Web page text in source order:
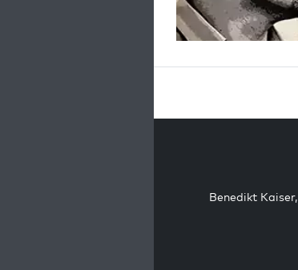
Benedikt Kaiser,